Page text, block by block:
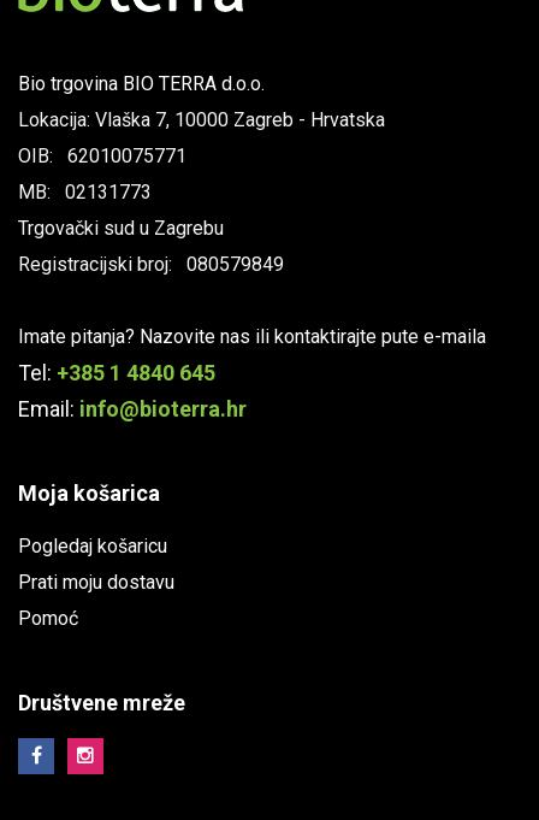
Bio trgovina BIO TERRA d.o.o.
Lokacija: Vlaška 7, 10000 Zagreb - Hrvatska
OIB: 62010075771
MB: 02131773
Trgovački sud u Zagrebu
Registracijski broj: 080579849
Imate pitanja? Nazovite nas ili kontaktirajte pute e-maila
Tel: +385 1 4840 645
Email: info@bioterra.hr
Moja košarica
Pogledaj košaricu
Prati moju dostavu
Pomoć
Društvene mreže